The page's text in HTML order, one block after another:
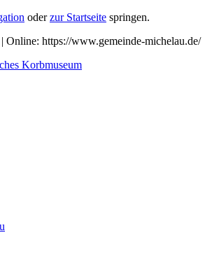
oderzur Startseite springen.
| Online: https://www.gemeinde-michelau.de/